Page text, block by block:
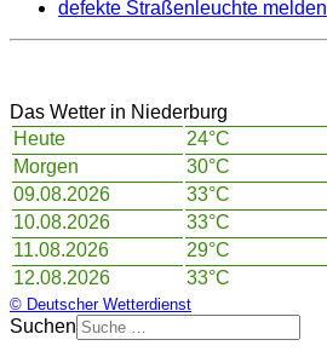
defekte Straßenleuchte melden
Das Wetter in Niederburg
Heute
24°C
Morgen
30°C
09.08.2026
33°C
10.08.2026
33°C
11.08.2026
29°C
12.08.2026
33°C
© Deutscher Wetterdienst
Suchen